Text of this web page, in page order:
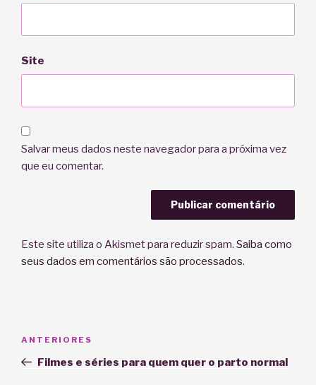
Site
Salvar meus dados neste navegador para a próxima vez
que eu comentar.
Este site utiliza o Akismet para reduzir spam. Saiba como
seus dados em comentários são processados.
Post
Post
anterior
ANTERIORES
Filmes e séries para quem quer o parto normal